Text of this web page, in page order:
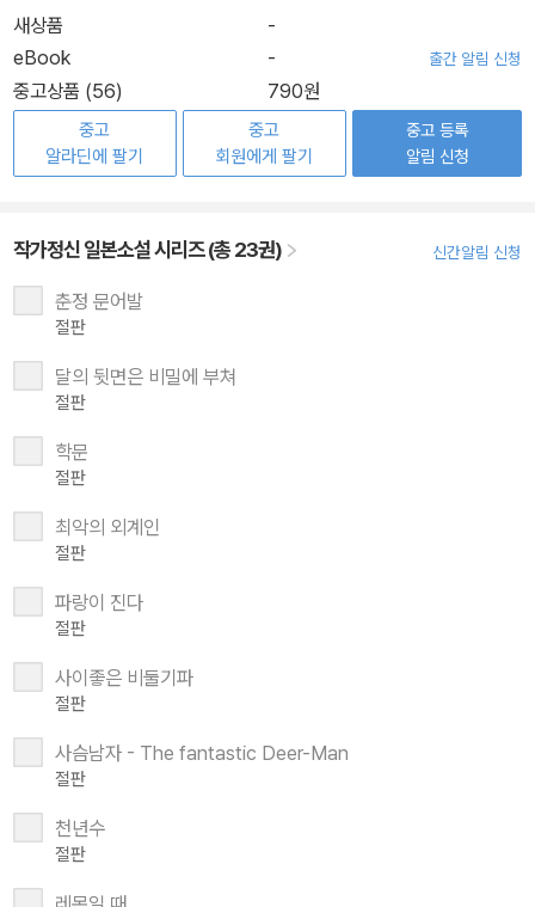
새상품
-
eBook
- 출간 알림 신청
중고상품 (56) 790원
중고
알라딘에 팔기
중고
회원에게 팔기
중고 등록
알림 신청
작가정신 일본소설 시리즈 (총 23권) 신간알림 신청
춘정 문어발
절판
달의 뒷면은 비밀에 부쳐
절판
학문
절판
최악의 외계인
절판
파랑이 진다
절판
사이좋은 비둘기파
절판
사슴남자 - The fantastic Deer-Man
절판
천년수
절판